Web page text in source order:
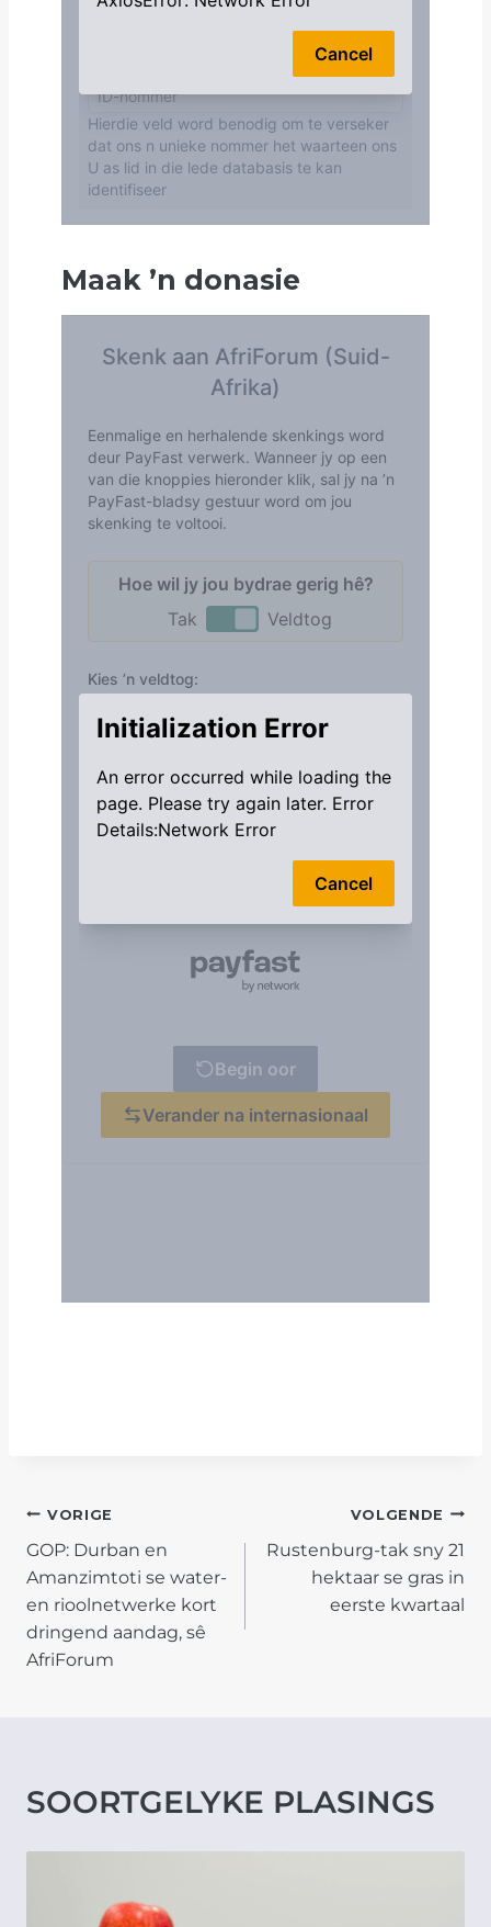
Maak ’n donasie
POST
NAVIGATION
VORIGE
GOP: Durban en
Amanzimtoti se water-
en rioolnetwerke kort
dringend aandag, sê
AfriForum
VOLGENDE
Rustenburg-tak sny 21
hektaar se gras in
eerste kwartaal
SOORTGELYKE PLASINGS